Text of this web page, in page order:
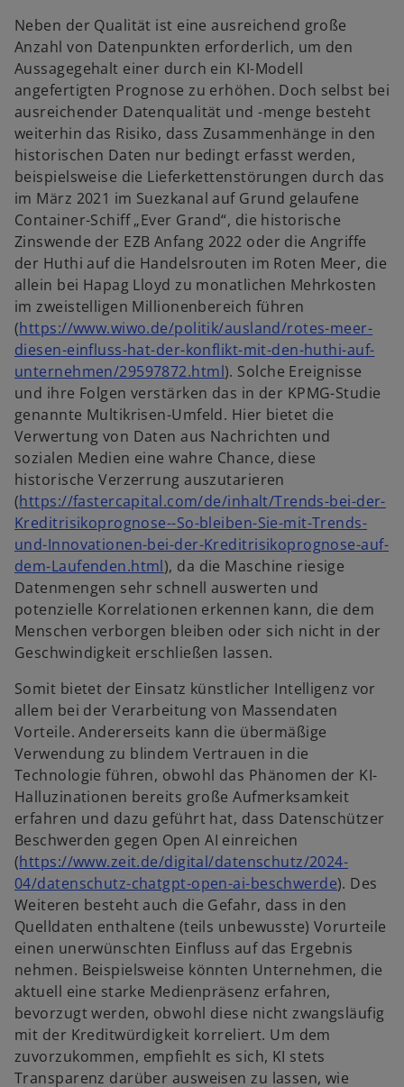
n
R
e
g
i
s
t
e
r
k
a
r
t
e
g
e
ö
f
n
e
t
e
r
n
e
u
e
n
R
e
g
i
s
t
e
r
k
a
r
t
e
g
e
ö
f
f
n
e
t
Neben der Qualität ist eine ausreichend große
Anzahl von Datenpunkten erforderlich, um den
Aussagegehalt einer durch ein KI-Modell
angefertigten Prognose zu erhöhen. Doch selbst bei
ausreichender Datenqualität und -menge besteht
weiterhin das Risiko, dass Zusammenhänge in den
historischen Daten nur bedingt erfasst werden,
beispielsweise die Lieferkettenstörungen durch das
im März 2021 im Suezkanal auf Grund gelaufene
Container-Schiff „Ever Grand“, die historische
Zinswende der EZB Anfang 2022 oder die Angriffe
der Huthi auf die Handelsrouten im Roten Meer, die
allein bei Hapag Lloyd zu monatlichen Mehrkosten
im zweistelligen Millionenbereich führen
(https://www.wiwo.de/politik/ausland/rotes-meer-
diesen-einfluss-hat-der-konflikt-mit-den-huthi-auf-
unternehmen/29597872.htmlw
i
r
d
i
n
e
i
n
e
r
n
e
u
n
R
e
g
i
s
t
e
r
k
a
r
t
e
g
e
ö
f
). Solche Ereignisse
und ihre Folgen verstärken das in der KPMG-Studie
genannte Multikrisen-Umfeld. Hier bietet die
Verwertung von Daten aus Nachrichten und
sozialen Medien eine wahre Chance, diese
historische Verzerrung auszutarieren
(https://fastercapital.com/de/inhalt/Trends-bei-der-
Kreditrisikoprognose--So-bleiben-Sie-mit-Trends-
und-Innovationen-bei-der-Kreditrisikoprognose-auf-
dem-Laufenden.htmlw
i
r
d
i
e
i
n
e
r
n
e
u
e
n
R
e
g
i
s
t
e
r
), da die Maschine riesige
Datenmengen sehr schnell auswerten und
potenzielle Korrelationen erkennen kann, die dem
Menschen verborgen bleiben oder sich nicht in der
Geschwindigkeit erschließen lassen.
Somit bietet der Einsatz künstlicher Intelligenz vor
allem bei der Verarbeitung von Massendaten
Vorteile. Andererseits kann die übermäßige
Verwendung zu blindem Vertrauen in die
Technologie führen, obwohl das Phänomen der KI-
Halluzinationen bereits große Aufmerksamkeit
erfahren und dazu geführt hat, dass Datenschützer
Beschwerden gegen Open AI einreichen
(https://www.zeit.de/digital/datenschutz/2024-
04/datenschutz-chatgpt-open-ai-beschwerdew
i
r
d
i
e
e
). Des
Weiteren besteht auch die Gefahr, dass in den
Quelldaten enthaltene (teils unbewusste) Vorurteile
einen unerwünschten Einfluss auf das Ergebnis
nehmen. Beispielsweise könnten Unternehmen, die
aktuell eine starke Medienpräsenz erfahren,
bevorzugt werden, obwohl diese nicht zwangsläufig
mit der Kreditwürdigkeit korreliert. Um dem
zuvorzukommen, empfiehlt es sich, KI stets
Transparenz darüber ausweisen zu lassen, wie